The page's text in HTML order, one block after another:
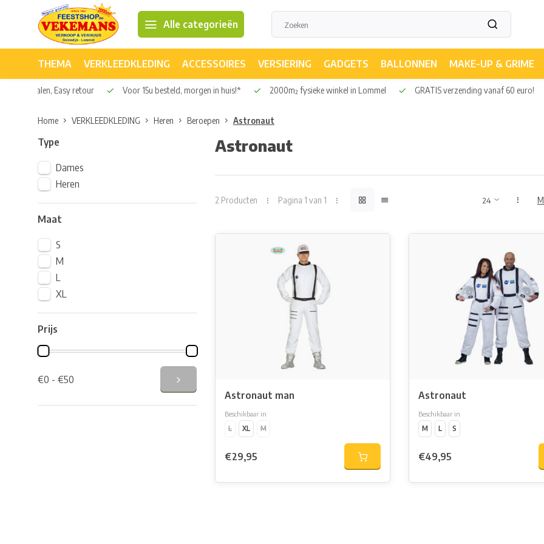
Alle categorieën
THEMA VERKLEEDKLEDING ACCESSOIRES VERSIERING GADGETS BALLONNEN MAKE-UP & GRIME
Veilig betalen, Easy retour Voor 15u besteld, morgen in huis!* 2000m² fysieke winkel in Lommel GRATIS verzending vanaf 60 euro!
Home VERKLEEDKLEDING Heren Beroepen Astronaut
Type
Dames
Heren
Maat
S
M
L
XL
Prijs
€0 - €50
Astronaut
2 Producten Pagina 1 van 1
Astronaut man
Beschikbaar in
L
XL M
€29,95
Astronaut
Beschikbaar in
M
L S
€49,95